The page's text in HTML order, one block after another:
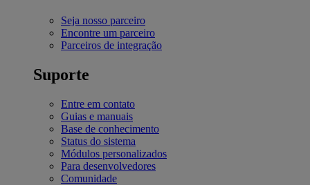
Seja nosso parceiro
Encontre um parceiro
Parceiros de integração
Suporte
Entre em contato
Guias e manuais
Base de conhecimento
Status do sistema
Módulos personalizados
Para desenvolvedores
Comunidade